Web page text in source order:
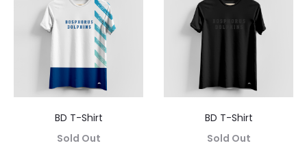
BD T-Shirt
Sold Out
BD T-Shirt
Sold Out